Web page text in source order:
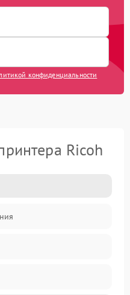
конфиденциальности
Ricoh